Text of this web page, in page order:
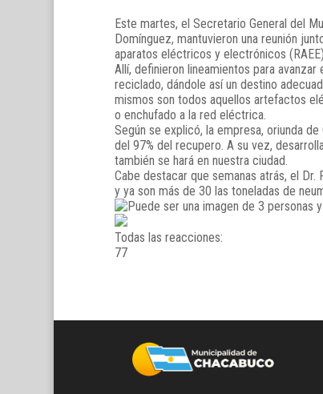
Este martes, el Secretario General del
Domínguez, mantuvieron una reunión
aparatos eléctricos y electrónicos (RAEE).
Allí, definieron lineamientos para
reciclado, dándole así un destino
mismos son todos aquellos artefactos
o enchufado a la red eléctrica.
Según se explicó, la empresa, oriunda
del 97% del recupero. A su vez,
también se hará en nuestra ciudad.
Cabe destacar que semanas atrás, el Dr.
y ya son más de 30 las toneladas de
Todas las reacciones:
77